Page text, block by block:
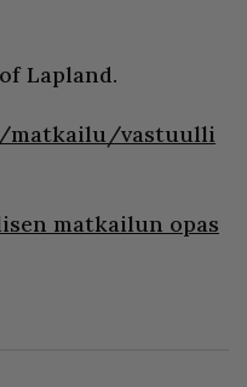
Lapland.
vastuulli
matkailun opas